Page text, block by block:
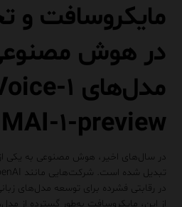
مایکروسافت و
در هوش
MAI-۱-preview
در سال‌های اخیر، هوش مصنوعی به یکی
در رقابتی فشرده برای توسعه مدل‌های
از این، مایکروسافت به‌طور گسترده از